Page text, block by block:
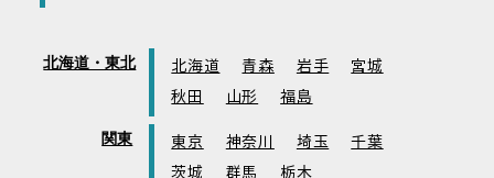
北海道・東北 北海道 青森 岩手
宮城
秋田
山形 福島
関東 東京 神奈川 埼玉
千葉
茨城
群馬 栃木